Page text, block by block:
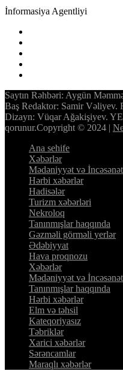
İnformasiya Agentliyi
Saytın Rəhbəri: Aygün
Baş Redaktor: Samir Vəliyev.
Dizayn: Vüqar Ağakişiyev.
qorunur.Copyright © 2024 |
Ana sehife
Xəbərlər
Mədəniyyət və İncəsənət
Hərbi xəbərlər
Hadisələr
Turizm xəbərləri
Nekroloq
Tanınmışlar haqqında
Gəzməli görməli yerlər
Ədəbiyyat
Hava proqnozu
Xəbərlər
Mədəniyyət və İncəsənət
Tanınmışlar haqqında
Hərbi xəbərlər
Elm və təhsil
Kateqoriyasız
Təbriklər
Xarici xəbərlər
Sərəncamlar
Maraqlı xəbərlər